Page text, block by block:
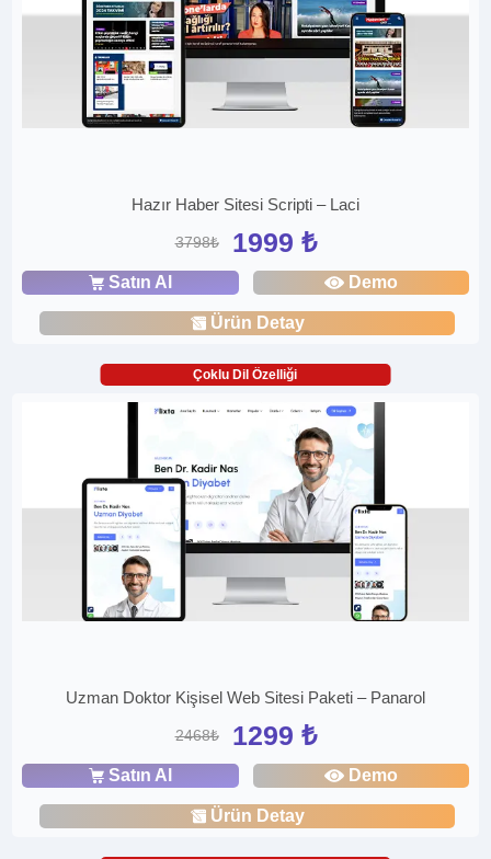
Hazır Haber Sitesi Scripti – Laci
3798₺ 1999 ₺
Satın Al Demo
Ürün Detay
Çoklu Dil Özelliği
Uzman Doktor Kişisel Web Sitesi Paketi – Panarol
2468₺ 1299 ₺
Satın Al Demo
Ürün Detay